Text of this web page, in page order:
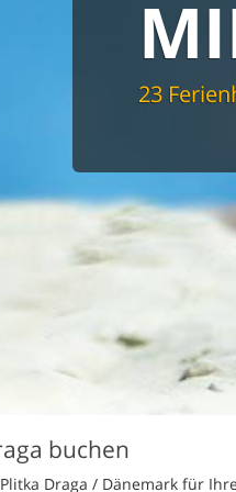
Bereich
für Elektroauto
23
buchen
Draga / Dänemark für